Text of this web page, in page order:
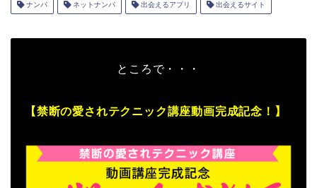
ナンパ ネットナンパ 出会えるアプリ 出会えるサイト
ところで・・・
【禁断の愛されテクニック講座動画完成記念！】